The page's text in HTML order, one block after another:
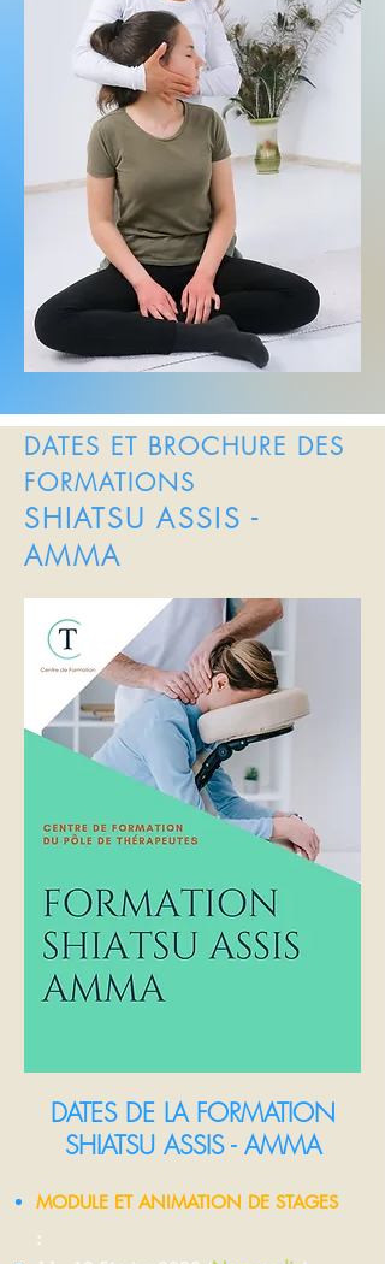
DATES ET BROCHURE DES
FORMATIONS
SHIATSU ASSIS -
AMMA
DATES DE LA FORMATION
SHIATSU ASSIS - AMMA
MODULE ET ANIMATION DE STAGES
: